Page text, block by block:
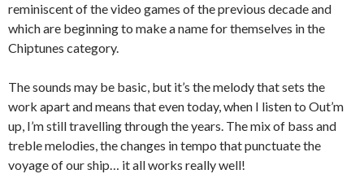
reminiscent of the video games of the previous decade and
which are beginning to make a name for themselves in the
Chiptunes category.
The sounds may be basic, but it’s the melody that sets the
work apart and means that even today, when I listen to Out’m
up, I’m still travelling through the years. The mix of bass and
treble melodies, the changes in tempo that punctuate the
voyage of our ship… it all works really well!